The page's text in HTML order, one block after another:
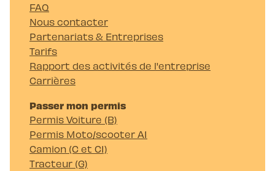
FAQ
Nous contacter
Partenariats & Entreprises
Tarifs
Rapport des activités de l'entreprise
Carrières
Passer mon permis
Permis Voiture (B)
Permis Moto/scooter A1
Camion (C et C1)
Tracteur (G)